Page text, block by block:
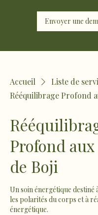
Envoyer une
Accueil
Liste de
Rééquilibrage Profond
Profond
de Boji
Un soin énergétique
les polarités du corps et à
énergétique.